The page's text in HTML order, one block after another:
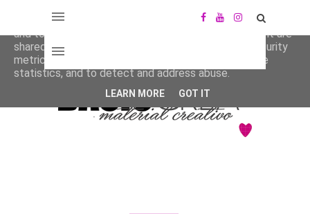
This site uses cookies from Google to deliver its services
and to analyze traffic. Your IP address and user-agent are
shared with Google along with performance and security
metrics to ensure quality of service, generate usage
statistics, and to detect and address abuse.
LEARN MORE GOT IT